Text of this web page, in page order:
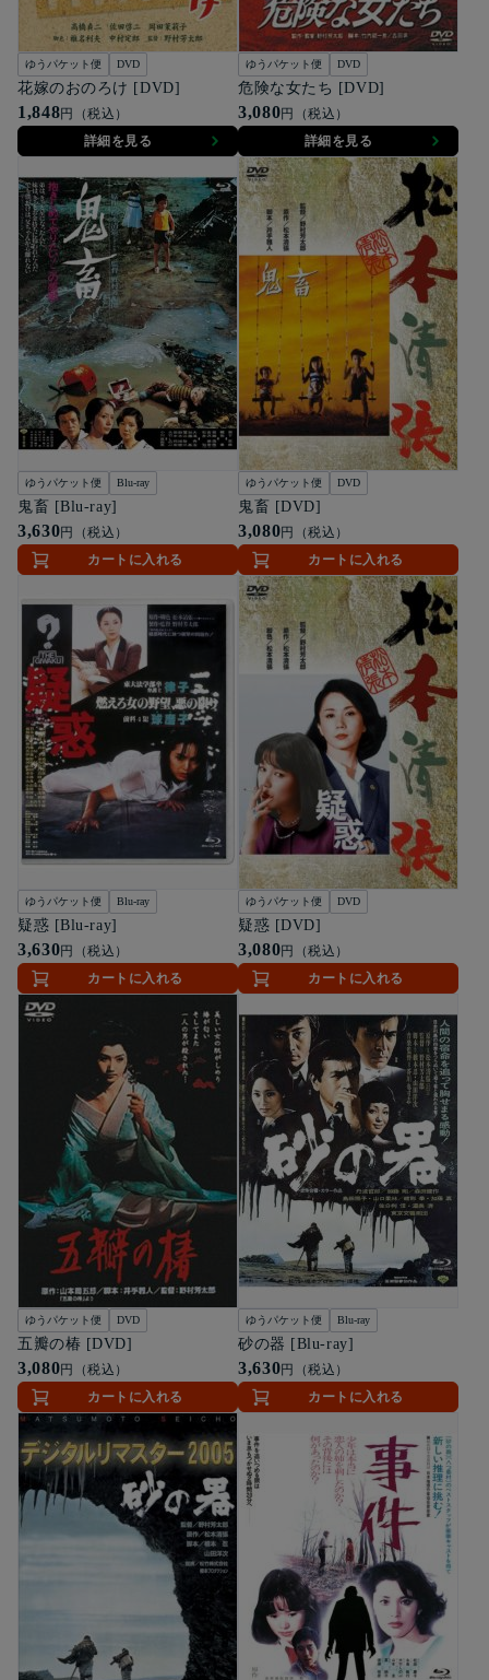
ゆうパケット便 DVD
花嫁のおのろけ [DVD]
1,848円（税込）
詳細を見る
ゆうパケット便 DVD
危険な女たち [DVD]
3,080円（税込）
詳細を見る
ゆうパケット便 Blu-ray
鬼畜 [Blu-ray]
3,630円（税込）
カートに入れる
ゆうパケット便 DVD
鬼畜 [DVD]
3,080円（税込）
カートに入れる
ゆうパケット便 Blu-ray
疑惑 [Blu-ray]
3,630円（税込）
カートに入れる
ゆうパケット便 DVD
疑惑 [DVD]
3,080円（税込）
カートに入れる
ゆうパケット便 DVD
五瓣の椿 [DVD]
3,080円（税込）
カートに入れる
ゆうパケット便 Blu-ray
砂の器 [Blu-ray]
3,630円（税込）
カートに入れる